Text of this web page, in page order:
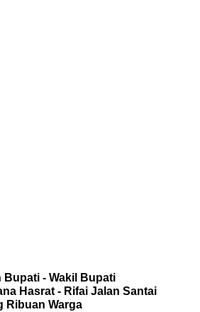
Bupati - Wakil Bupati
Hasrat - Rifai Jalan Santai
Ribuan Warga